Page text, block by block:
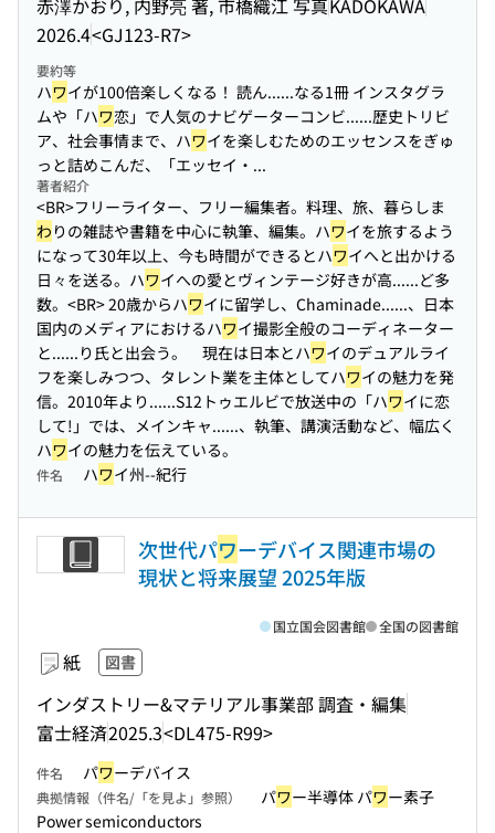
2026.4<GJ123-R7>
要約等
ハワイが100倍楽しくなる！ 読ん......なる1冊 インスタグラ
ムや「ハワ恋」で人気のナビゲーターコンビ......歴史トリビ
ア、社会事情まで、ハワイを楽しむためのエッセンスをぎゅ
っと詰めこんだ、「エッセイ・...
著者紹介
<BR>フリーライター、フリー編集者。料理、旅、暮らしま
わ りの雑誌や書籍を中心に執筆、編集。ハワイを旅するよう
になって30年以上、今も時間ができるとハワイへと出かける
日々を送る。ハワイへの愛とヴィンテージ好きが高......ど多
数。<BR> 20歳からハワイに留学し、Chaminade......、日本
国内のメディアにおけるハワイ撮影全般のコーディネーター
と......り氏と出会う。 現在は日本とハワイのデュアルライ
フを楽しみつつ、タレント業を主体としてハワイの魅力を発
信。2010年より......S12トゥエルビで放送中の「ハワイに恋
して!」では、メインキャ......、執筆、講演活動など、幅広く
ハワイの魅力を伝えている。
件名 ハワイ州--紀行
次世代パワーデバイス関連市場の
現状と将来展望 2025年版
紙 図書
インダストリー&マテリアル事業部 調査・編集
富士経済2025.3<DL475-R99>
国立国会図書館 全国の図書館
件名 パワーデバイス
典拠情報（件名/「を見よ」参照） パワー半導体 パワー素子
Power semiconductors